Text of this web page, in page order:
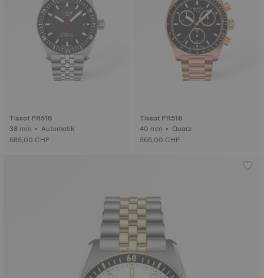
Tissot PR516
38 mm • Automatik
685,00 CHF
Tissot PR516
40 mm • Quarz
565,00 CHF